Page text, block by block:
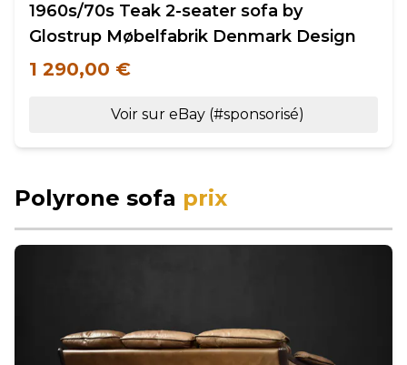
1960s/70s Teak 2-seater sofa by
Glostrup Møbelfabrik Denmark Design
1 290,00 €
Voir sur eBay (#sponsorisé)
Polyrone sofa prix